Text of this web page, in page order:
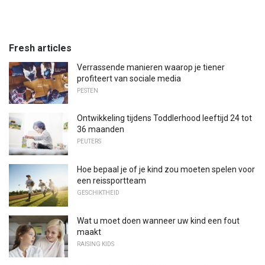
Fresh articles
Verrassende manieren waarop je tiener
profiteert van sociale media
PESTEN
Ontwikkeling tijdens Toddlerhood leeftijd 24 tot
36 maanden
PEUTERS
Hoe bepaal je of je kind zou moeten spelen voor
een reissportteam
GESCHIKTHEID
Wat u moet doen wanneer uw kind een fout
maakt
RAISING KIDS